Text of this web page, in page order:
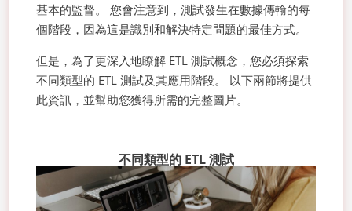
基本的監督。 您會注意到，測試發生在數據傳輸的每
個階段，因為這是識別和解決特定問題的最佳方式。
但是，為了更深入地瞭解 ETL 測試概念，您必須探索
不同類型的 ETL 測試及其應用階段。 以下兩節將提供
此資訊，並幫助您獲得所需的完整圖片。
不同類型的 ETL 測試